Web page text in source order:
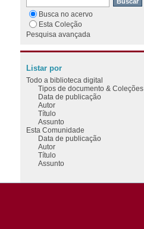
Busca no acervo
Esta Coleção
Pesquisa avançada
Listar por
Todo a biblioteca digital
Tipos de documento & Coleções
Data de publicação
Autor
Título
Assunto
Esta Comunidade
Data de publicação
Autor
Título
Assunto